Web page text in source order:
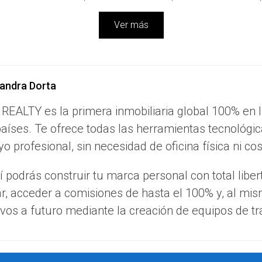
la posibilidad de trabajar en un entorno digital colaborativo.
para equilibrar el trabajo con la vida personal.
agentes recibir comisiones más altas que en modelos
formación en línea que permite a los agentes acceder a
digitales que simplifican procesos, permitiendo un enfoque
donde los agentes pueden compartir éxitos y
Ver más
Dorta
es la primera inmobiliaria global 100%
Te ofrece todas las herramientas
profesional, sin necesidad de oficina física ni
podrás construir tu marca personal con total
acceder a comisiones de hasta el 100% y, al
a futuro mediante la creación de equipos de